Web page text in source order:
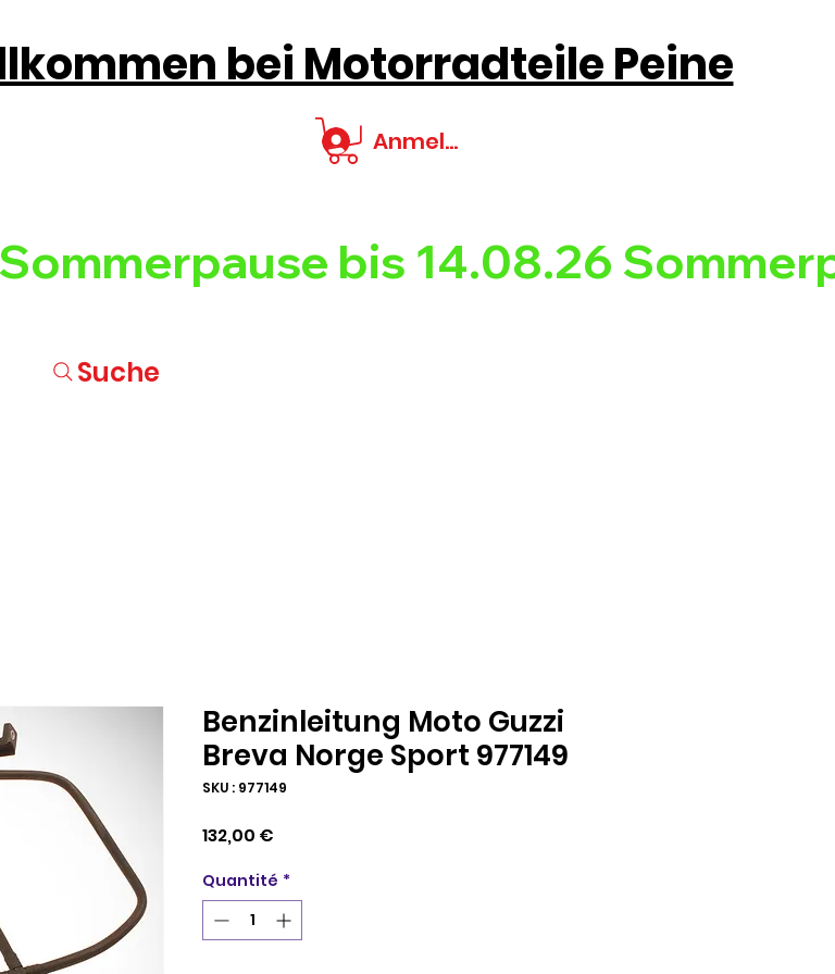
bei Motorradteile Peine
Anmelden
Suche
Benzinleitung Moto Guzzi
Breva Norge Sport 977149
SKU : 977149
132,00 €
Quantité *